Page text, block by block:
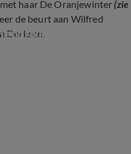
haar De Oranjewinter(zie
de beurt aan Wilfred
Derksen.